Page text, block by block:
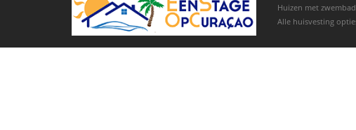
Huizen met zwembad
Alle huisvesting